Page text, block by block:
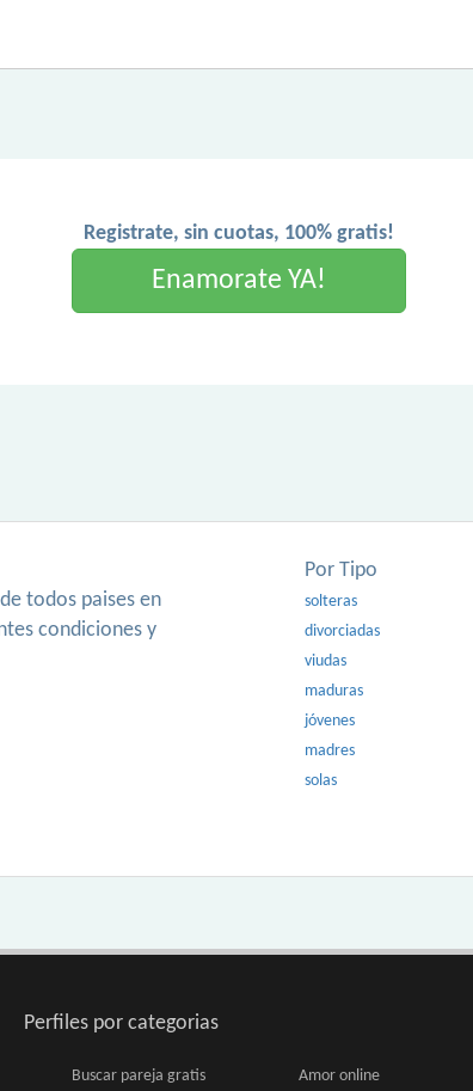
Registrate, sin cuotas, 100% gratis!
Enamorate YA!
todos paises en
condiciones y
Por Tipo
solteras
divorciadas
viudas
maduras
jóvenes
madres
solas
Perfiles por categorias
Buscar pareja gratis Amor online